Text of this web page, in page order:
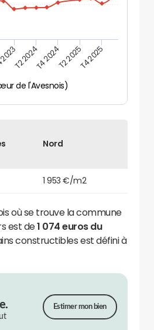
de l'Avesnois)
T2 2024T4 2024T2 2025T4 2025
Nord
1 953 €/m2
où se trouve la commune
est de1 074 euros du
constructibles est défini à
Estimer mon bien